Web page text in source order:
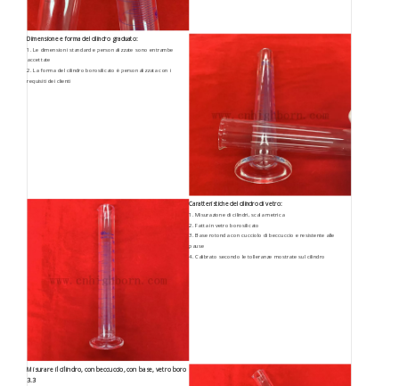
Dimensione e forma del cilindro graduato:
1. Le dimensioni standard e personalizzate sono entrambe
accettate
2. La forma del cilindro borosilicato è personalizzata con i
requisiti dei clienti
Caratteristiche del cilindro di vetro:
1. Misurazione di cilindri, scala metrica
2. Fatta in vetro borosilicato
3. Base rotonda con cucciolo di beccuccio e resistente alle
pause
4. Calibrato secondo le tolleranze mostrate sul cilindro
Misurare il cilindro, con beccuccio, con base, vetro boro
3.3